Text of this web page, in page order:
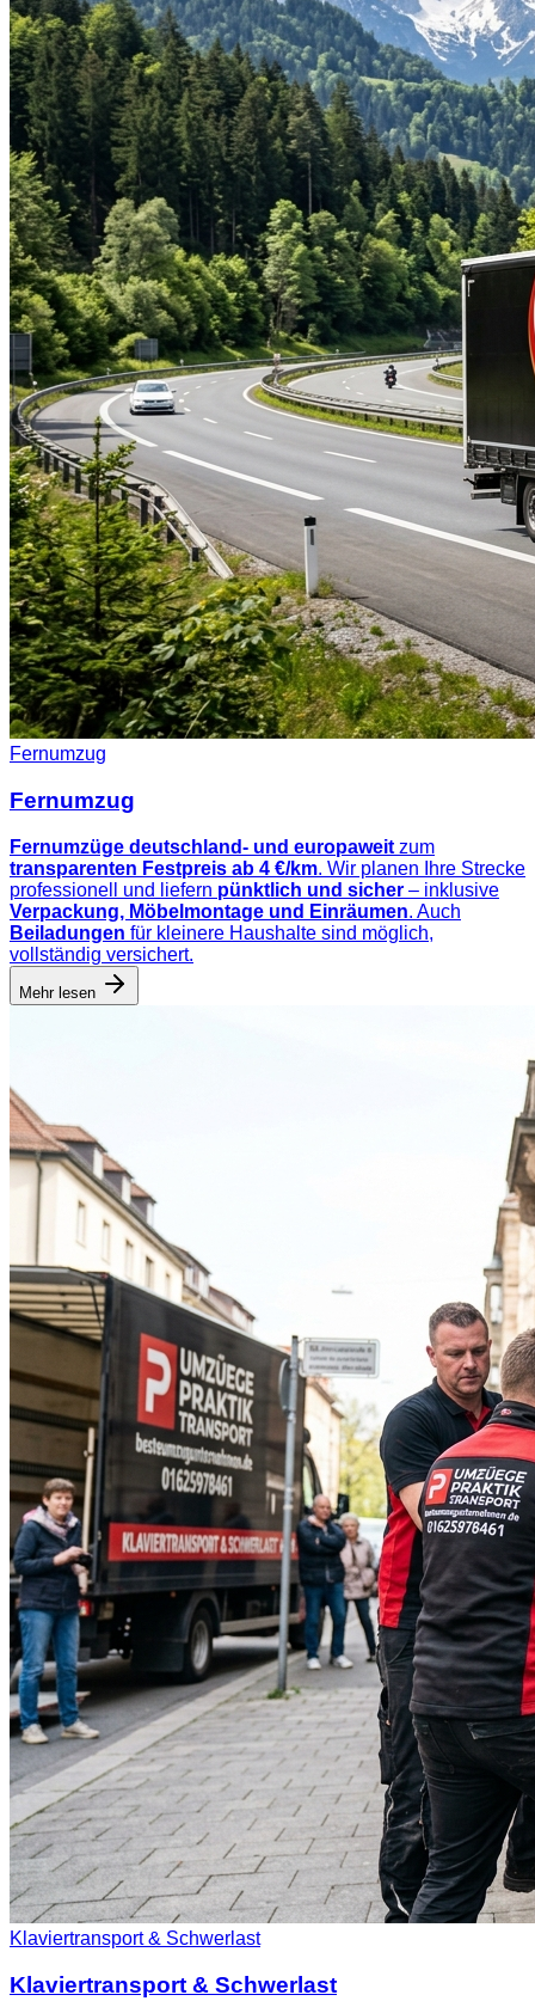
Fernumzug
Fernumzug
Fernumzüge deutschland- und europaweit zum
transparenten Festpreis ab 4 €/km. Wir planen Ihre Strecke
professionell und liefern pünktlich und sicher – inklusive
Verpackung, Möbelmontage und Einräumen. Auch
Beiladungen für kleinere Haushalte sind möglich,
vollständig versichert.
Mehr lesen
Klaviertransport & Schwerlast
Klaviertransport & Schwerlast